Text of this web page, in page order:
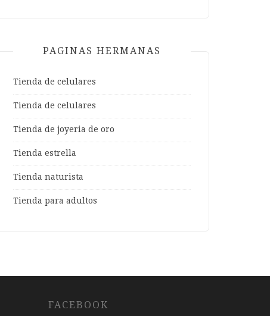
PAGINAS HERMANAS
Tienda de celulares
Tienda de celulares
Tienda de joyeria de oro
Tienda estrella
Tienda naturista
Tienda para adultos
FACEBOOK